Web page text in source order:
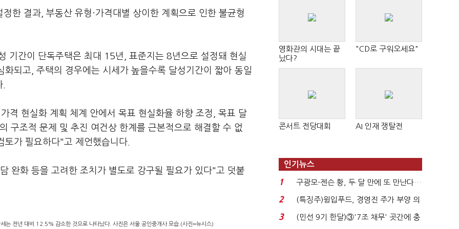
한 결과, 부동산 유형·가격대별 상이한 계획으로 인한 불균형
기간이 단독주택은 최대 15년, 표준지는 8년으로 설정돼 현실
되고, 주택의 경우에는 시세가 높을수록 달성기간이 짧아 동일
격 현실화 계획 체계 안에서 목표 현실화율 하향 조정, 목표 달
구조적 문제 및 추진 여건상 한계를 근본적으로 해결할 수 없
가 필요하다"고 제언했습니다.
완화 등을 고려한 조치가 별도로 강구될 필요가 있다"고 덧붙
는 전년 대비 12.5% 감소한 것으로 나타났다. 사진은 서울 공인중개사 모습.(사진=뉴시스)
영화관의 시대는 끝
났다?
"CD로 구워오세요"
콘서트 전당대회 AI 인재 쟁탈전
인기뉴스
1
구광모-젠슨 황, 두 달 만에 또 만난다…
로봇·AI 등 논...
2
(특징주)윙입푸드, 경영진 주가 부양 의
지에 상한가...
3
(민선 9기 한달)③'7조 채무' 곳간에 충